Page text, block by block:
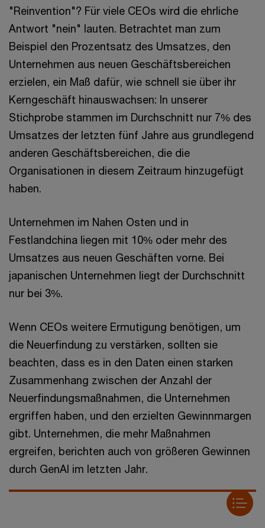
"Reinvention"? Für viele CEOs wird die ehrliche
Antwort "nein" lauten. Betrachtet man zum
Beispiel den Prozentsatz des Umsatzes, den
Unternehmen aus neuen Geschäftsbereichen
erzielen, ein Maß dafür, wie schnell sie über ihr
Kerngeschäft hinauswachsen: In unserer
Stichprobe stammen im Durchschnitt nur 7% des
Umsatzes der letzten fünf Jahre aus grundlegend
anderen Geschäftsbereichen, die die
Organisationen in diesem Zeitraum hinzugefügt
haben.
Unternehmen im Nahen Osten und in
Festlandchina liegen mit 10% oder mehr des
Umsatzes aus neuen Geschäften vorne. Bei
japanischen Unternehmen liegt der Durchschnitt
nur bei 3%.
Wenn CEOs weitere Ermutigung benötigen, um
die Neuerfindung zu verstärken, sollten sie
beachten, dass es in den Daten einen starken
Zusammenhang zwischen der Anzahl der
Neuerfindungsmaßnahmen, die Unternehmen
ergriffen haben, und den erzielten Gewinnmargen
gibt. Unternehmen, die mehr Maßnahmen
ergreifen, berichten auch von größeren Gewinnen
durch GenAI im letzten Jahr.